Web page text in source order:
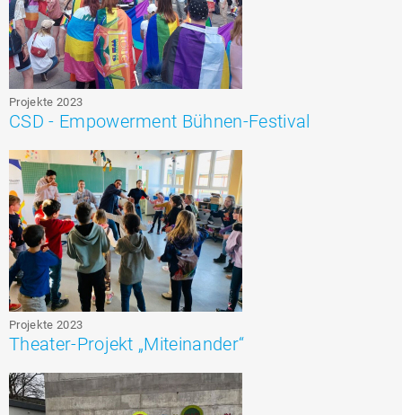
Projekte 2023
CSD - Empowerment Bühnen-Festival
Projekte 2023
Theater-Projekt „Miteinander“